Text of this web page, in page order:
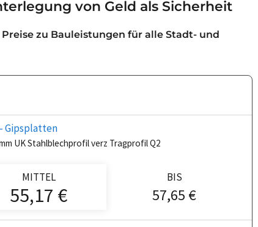
von Geld als Sicherheit
zu Bauleistungen für alle Stadt- und
Gipsplatten
UK Stahlblechprofil verz Tragprofil Q2
MITTEL
55,17 €
BIS
57,65 €